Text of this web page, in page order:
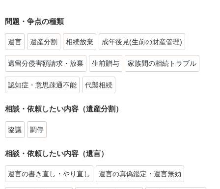
問題・争点の種類
遺言 遺産分割 相続放棄 成年後見(生前の財産管理)
遺留分侵害額請求・放棄 生前贈与 家族間の相続トラブル
認知症・意思疎通不能 代襲相続
相談・依頼したい内容（遺産分割）
協議 調停
相談・依頼したい内容（遺言）
遺言の書き直し・やり直し 遺言の真偽鑑定・遺言無効